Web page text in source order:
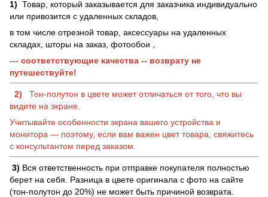
1) Товар, который заказывается для заказчика индивидуально
или привозится с удаленных складов,
в том числе отрезной товар, аксессуары на удаленных
складах, шторы на заказ, фотообои ,
--- соответствующие качества -- возврату не
путешествуйте!
2)
Тон-полутон в цвете может отличаться от того, что вы
видите на экране.
Учитывайте особенности экрана вашего устройства и
монитора — поэтому, если вам важен цвет товара, свяжитесь
с консультантом перед заказом.
3) Вся ответственность при отправке покупателя полностью
берет на себя. Разница в цвете оригинала с фото на сайте
(тон-полутон до 20%) не может быть причиной возврата.